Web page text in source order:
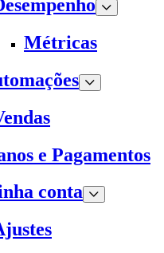
Métricas
e Pagamentos
conta